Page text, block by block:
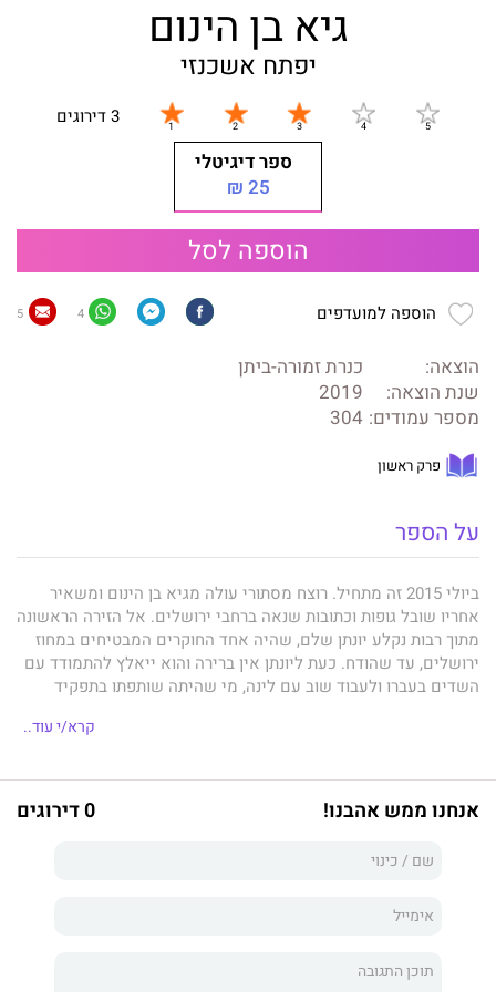
גיא בן הינום
יפתח אשכנזי
3 דירוגים
ספר דיגיטלי
25 ₪
הוספה לסל
הוספה למועדפים 4
5
הוצאה:
כנרת זמורה-ביתן
שנת הוצאה:
2019
מספר עמודים: 304
פרק ראשון
על הספר
ביולי 2015 זה מתחיל. רוצח מסתורי עולה מגיא בן הינום ומשאיר
אחריו שובל גופות וכתובות שנאה ברחבי ירושלים. אל הזירה הראשונה
מתוך רבות נקלע יונתן שלם, שהיה אחד החוקרים המבטיחים במחוז
ירושלים, עד שהודח. כעת ליונתן אין ברירה והוא ייאלץ להתמודד עם
השדים בעברו ולעבוד שוב עם לינה, מי שהיתה שותפתו בתפקיד
שבה כל מעשה מקבל גם משקל היסטורי ודרמטי. זה סיפור קצבי
חרדים ויוצאי יחידה קרבית, על סופר צעיר ומצליח ומנהיגת כת
גיא בן הינוםחושף
הבולטים בישראל, את השכבות הסמויות מן העין של ירושלים ושל
קרא/י עוד..
אנחנו ממש אהבנו! 0 דירוגים